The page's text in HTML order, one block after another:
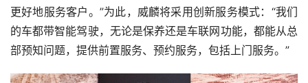
更好地服务客户。”为此，威麟将采用创新服务模式：“我们
的车都带智能驾驶，无论是保养还是车联网功能，都能从总
部预知问题，提供前置服务、预约服务，包括上门服务。”